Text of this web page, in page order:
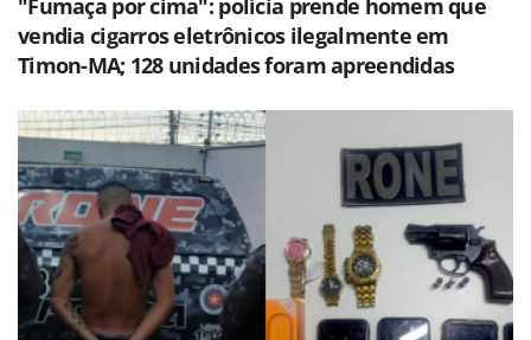
"Fumaça por cima": polícia prende homem que
vendia cigarros eletrônicos ilegalmente em
Timon-MA; 128 unidades foram apreendidas